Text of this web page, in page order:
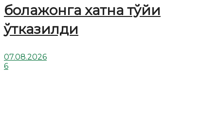
болажонга хатна тўйи
ўтказилди
07.08.2026
6